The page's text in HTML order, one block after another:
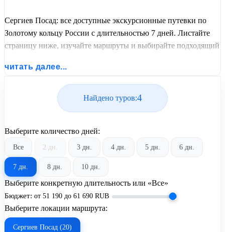
Сергиев Посад: все доступные экскурсионные путевки по
Золотому кольцу России с длительностью 7 дней. Листайте
страницу ниже, изучайте маршруты и выбирайте подходящий
от United Travel Systems.
читать далее...
Найдено туров:4
Выберите количество дней:
Все 2 дн. 3 дн. 4 дн. 5 дн. 6 дн.
7 дн. 8 дн. 10 дн.
Выберите конкретную длительность или «Все»
Бюджет: от 51 190 до 61 690 RUB
Выберите локации маршрута:
Сергиев Посад (20)